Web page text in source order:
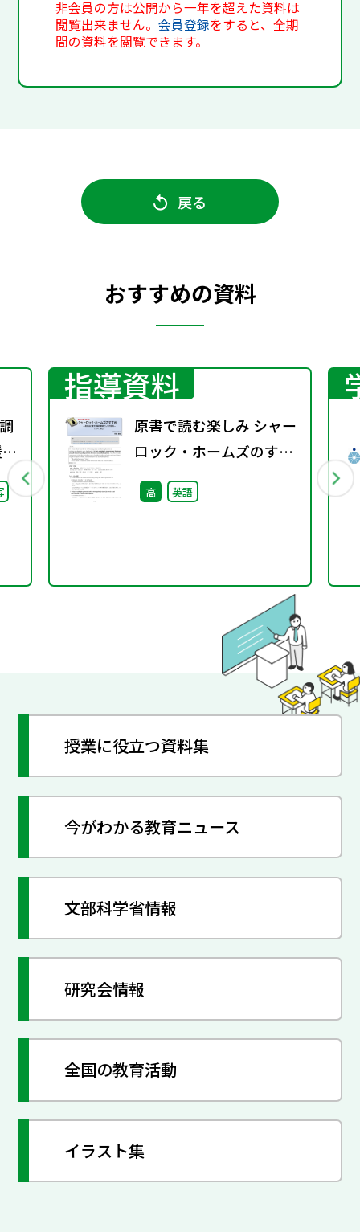
非会員の方は公開から一年を超えた資料は
閲覧出来ません。会員登録をすると、全期
間の資料を閲覧できます。
戻る
おすすめの資料
指導資料
原書で読む楽しみ シャー
ロック・ホームズのすす
め（11－136②）―英文
法と構文理解の教材とし
高 英語
授業に役立つ資料集
今がわかる教育ニュース
文部科学省情報
研究会情報
全国の教育活動
イラスト集